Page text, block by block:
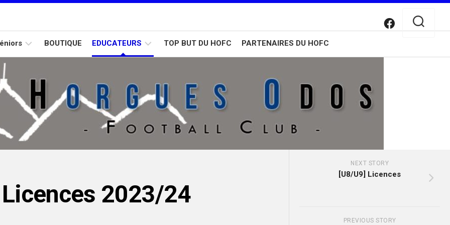
U15
Calendrier
D2
Calendrier
BOUTIQUE EDUCATEURS TOP BUT DU HOFC PARTENAIRES DU HOFC
2023/24
NEXT STORY
[U8/U9] Licences
PREVIOUS STORY